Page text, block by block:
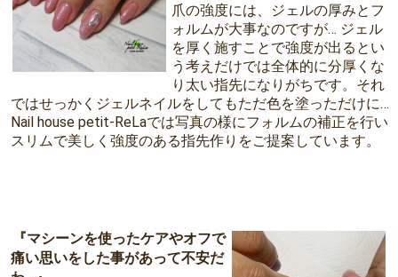
爪の強度には、ジェルの厚みとフ
ォルムが大事なのですが… ジェル
を厚く施すことで強度が出るとい
う考えだけでは全体的に分厚くな
り太い指先になりがちです。それ
ではせっかくジェルネイルをしてもただ色を塗っただけに…
Nail house petit-ReLaでは写真の様にフォルムの補正を行い
スリムで美しく強度のある指先作りをご提案しています。
『マシーンを使ったケアやオフで
痛い思いをした事があって不安だ